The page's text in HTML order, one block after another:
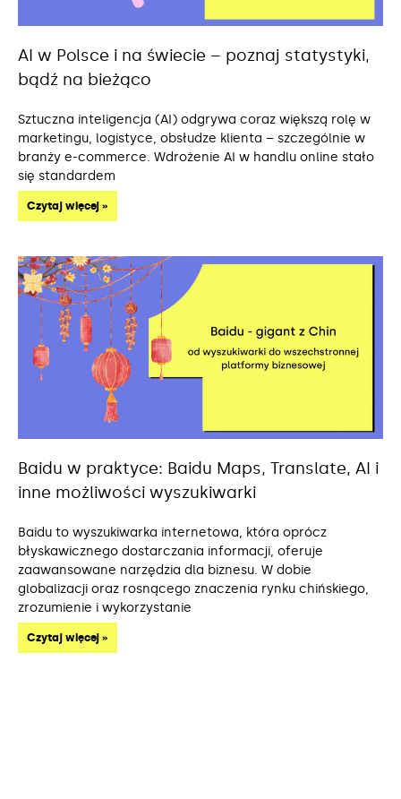
AI w Polsce i na świecie – poznaj statystyki,
bądź na bieżąco
Sztuczna inteligencja (AI) odgrywa coraz większą rolę w
marketingu, logistyce, obsłudze klienta – szczególnie w
branży e-commerce. Wdrożenie AI w handlu online stało
się standardem
Czytaj więcej »
Baidu w praktyce: Baidu Maps, Translate, AI i
inne możliwości wyszukiwarki
Baidu to wyszukiwarka internetowa, która oprócz
błyskawicznego dostarczania informacji, oferuje
zaawansowane narzędzia dla biznesu. W dobie
globalizacji oraz rosnącego znaczenia rynku chińskiego,
zrozumienie i wykorzystanie
Czytaj więcej »